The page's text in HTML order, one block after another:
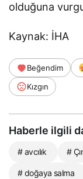
olduğuna
Kaynak: İHA
Beğendim
Kızgın
Haberle ilgili
# avcılık #
# doğaya salma